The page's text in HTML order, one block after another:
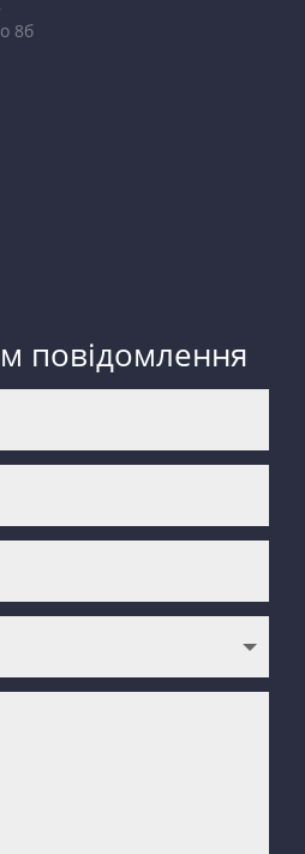
8б
повідомлення